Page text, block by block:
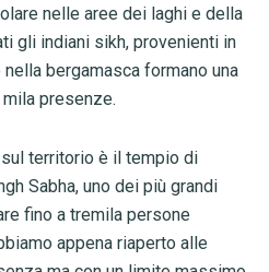
nelle aree dei laghi e della
gli indiani sikh, provenienti in
bergamasca formano una
presenze.
territorio è il tempio di
Sabha, uno dei più grandi
fino a tremila persone
appena riaperto alle